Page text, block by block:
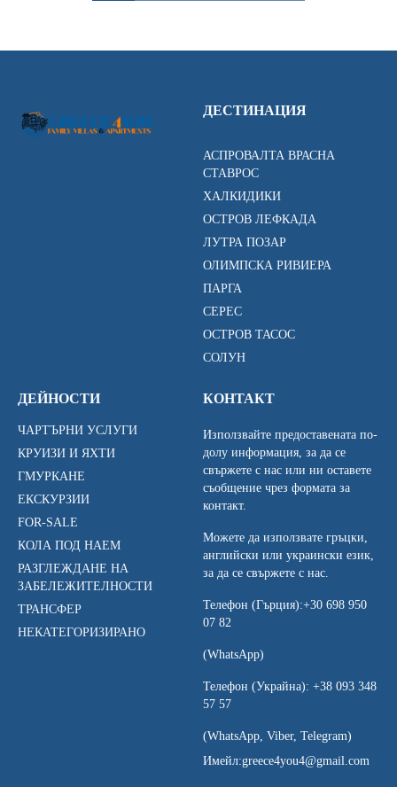
ДЕСТИНАЦИЯ
АСПРОВАЛТА ВРАСНА
СТАВРОС
ХАЛКИДИКИ
ОСТРОВ ЛЕФКАДА
ЛУТРА ПОЗАР
ОЛИМПСКА РИВИЕРА
ПАРГА
СЕРЕС
ОСТРОВ ТАСОС
СОЛУН
ДЕЙНОСТИ
ЧАРТЪРНИ УСЛУГИ
КРУИЗИ И ЯХТИ
ГМУРКАНЕ
ЕКСКУРЗИИ
FOR-SALE
КОЛА ПОД НАЕМ
РАЗГЛЕЖДАНЕ НА
ЗАБЕЛЕЖИТЕЛНОСТИ
ТРАНСФЕР
НЕКАТЕГОРИЗИРАНО
КОНТАКТ
Използвайте предоставената по-
долу информация, за да се
свържете с нас или ни оставете
съобщение чрез формата за
контакт.
Можете да използвате гръцки,
английски или украински език,
за да се свържете с нас.
Телефон (Гърция):+30 698 950
07 82
(WhatsApp)
Телефон (Украйна): +38 093 348
57 57
(WhatsApp, Viber, Telegram)
Имейл:greece4you4@gmail.com